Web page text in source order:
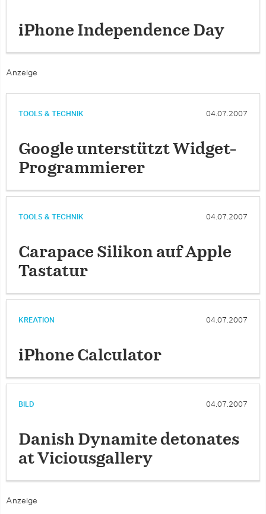
iPhone Independence Day
Anzeige
TOOLS & TECHNIK 04.07.2007
Google unterstützt Widget-
Programmierer
TOOLS & TECHNIK 04.07.2007
Carapace Silikon auf Apple
Tastatur
KREATION 04.07.2007
iPhone Calculator
BILD 04.07.2007
Danish Dynamite detonates
at Viciousgallery
Anzeige